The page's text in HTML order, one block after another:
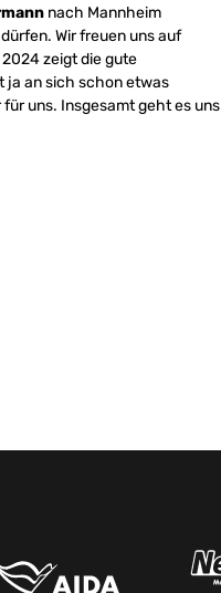
nach Mannheim
Wir freuen uns auf
zeigt die gute
ja an sich schon etwas
uns. Insgesamt geht es uns